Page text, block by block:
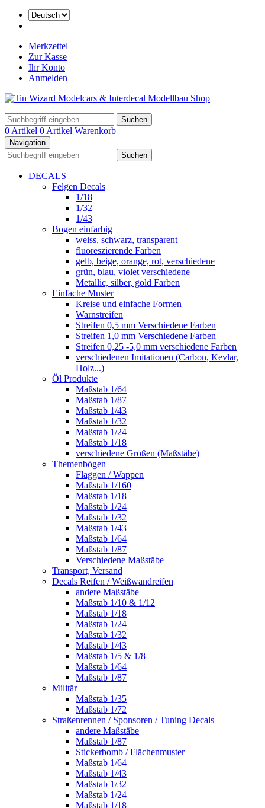
Merkzettel
Zur Kasse
Ihr Konto
Anmelden
Suchen
0 Artikel 0 Artikel Warenkorb
Navigation
Suchen
DECALS
Felgen Decals
1/18
1/32
1/43
Bogen einfarbig
weiss, schwarz, transparent
fluoreszierende Farben
gelb, beige, orange, rot, verschiedene
grün, blau, violet verschiedene
Metallic, silber, gold Farben
Einfache Muster
Kreise und einfache Formen
Warnstreifen
Streifen 0,5 mm Verschiedene Farben
Streifen 1,0 mm Verschiedene Farben
Streifen 0,25 -5,0 mm verschiedene Farben
verschiedenen Imitationen (Carbon, Kevlar,
Holz...)
Öl Produkte
Maßstab 1/64
Maßstab 1/87
Maßstab 1/43
Maßstab 1/32
Maßstab 1/24
Maßstab 1/18
verschiedene Größen (Maßstäbe)
Themenbögen
Flaggen / Wappen
Maßstab 1/160
Maßstab 1/18
Maßstab 1/24
Maßstab 1/32
Maßstab 1/43
Maßstab 1/64
Maßstab 1/87
Verschiedene Maßstäbe
Transport, Versand
Decals Reifen / Weißwandreifen
andere Maßstäbe
Maßstab 1/10 & 1/12
Maßstab 1/18
Maßstab 1/24
Maßstab 1/32
Maßstab 1/43
Maßstab 1/5 & 1/8
Maßstab 1/64
Maßstab 1/87
Militär
Maßstab 1/35
Maßstab 1/72
Straßenrennen / Sponsoren / Tuning Decals
andere Maßstäbe
Maßstab 1/87
Stickerbomb / Flächenmuster
Maßstab 1/64
Maßstab 1/43
Maßstab 1/32
Maßstab 1/24
Maßstab 1/18